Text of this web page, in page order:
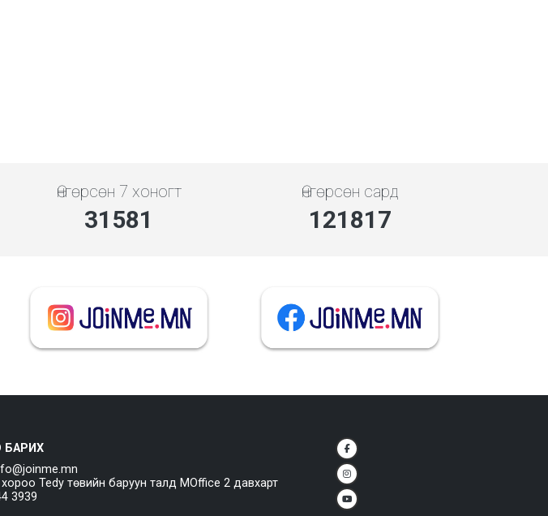
Өнгөрсөн 7 хоногт
36440
Өнгөрсөн сард
140558
БАРИХ
Tedy төвийн баруун талд MOffice 2 давхарт
3939